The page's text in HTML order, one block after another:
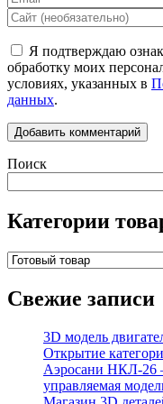
Я подтверждаю
обработку моих
условиях, указанных в
данных.
Поиск
Категории
Свежие записи
3D модель
Открытие
Аэросани НКЛ‑26
управляемая